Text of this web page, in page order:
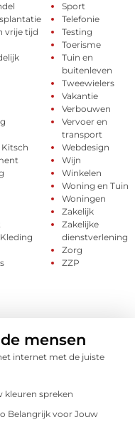
vrije tijd
Sport
Telefonie
Testing
Toerisme
Tuin en
buitenleven
Tweewielers
Vakantie
Verbouwen
Vervoer en
transport
Webdesign
Wijn
Winkelen
Woning en Tuin
Woningen
Zakelijk
Zakelijke
dienstverlening
Zorg
ZZP
mensen
internet met de juiste
kleuren spreken
Belangrijk voor Jouw